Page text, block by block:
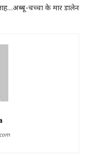
चच्चा के मार डालेन